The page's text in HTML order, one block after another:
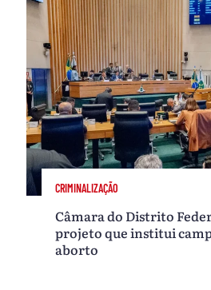
CRIMINALIZAÇÃO
Câmara do Distrito
projeto que institui
aborto